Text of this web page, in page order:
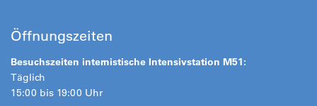
Öffnungszeiten
Besuchszeiten internistische Intensivstation M51:
Täglich
15:00 bis 19:00 Uhr